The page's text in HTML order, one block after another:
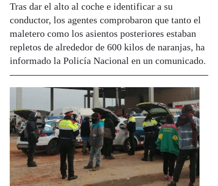
Tras dar el alto al coche e identificar a su
conductor, los agentes comprobaron que tanto el
maletero como los asientos posteriores estaban
repletos de alrededor de 600 kilos de naranjas, ha
informado la Policía Nacional en un comunicado.